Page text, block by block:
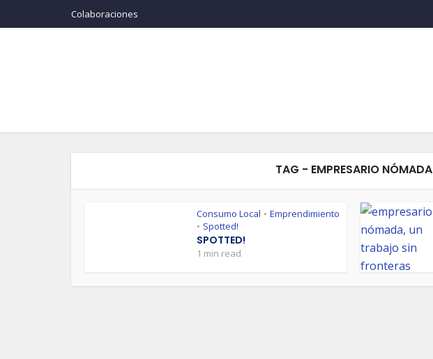
Colaboraciones
TAG - EMPRESARIO NÓMADA
Consumo Local • Emprendimiento
• Spotted!
SPOTTED!
1 min read